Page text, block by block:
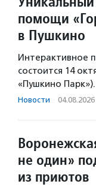
помощи
в Пушкино
Интерактивное
состоится 14
«Пушкино Парк»).
Новости · 04.08.2026
не один»
из приютов